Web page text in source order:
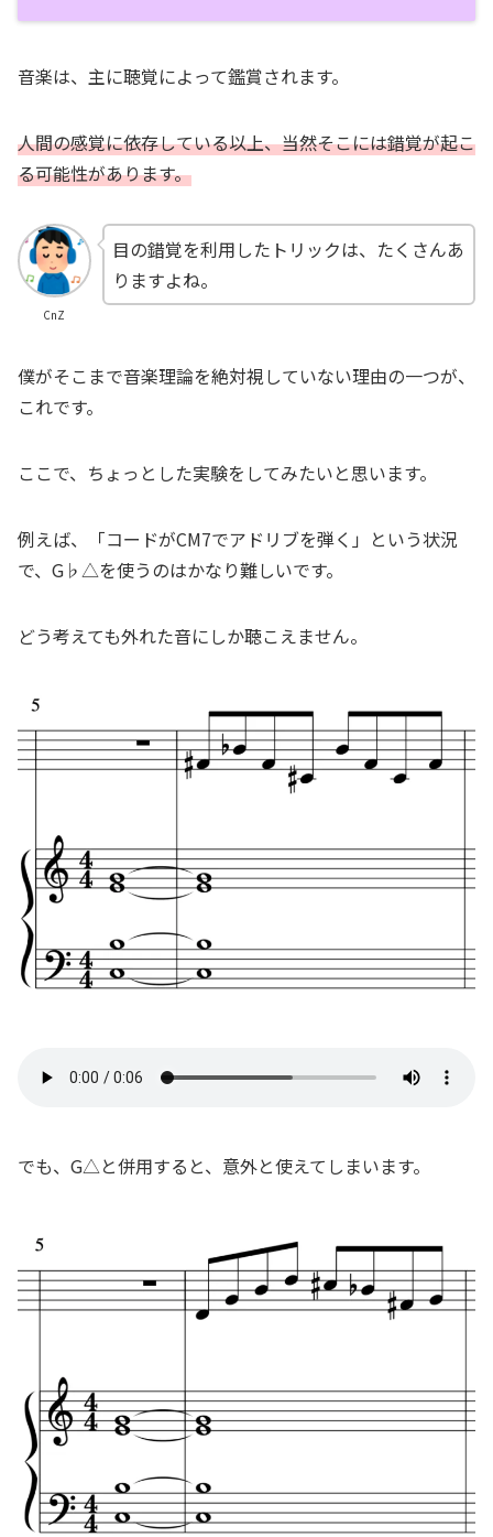
音楽は、主に聴覚によって鑑賞されます。
人間の感覚に依存している以上、当然そこには錯覚が起こ
る可能性があります。
CnZ
目の錯覚を利用したトリックは、たくさんあ
りますよね。
僕がそこまで音楽理論を絶対視していない理由の一つが、
これです。
ここで、ちょっとした実験をしてみたいと思います。
例えば、「コードがCM7でアドリブを弾く」という状況
で、G♭△を使うのはかなり難しいです。
どう考えても外れた音にしか聴こえません。
でも、G△と併用すると、意外と使えてしまいます。